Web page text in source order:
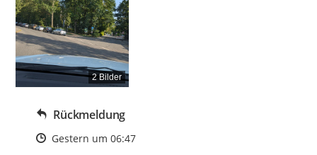
2 Bilder
Rückmeldung
Zeitpunkt des Erstellens
Gestern um 06:47